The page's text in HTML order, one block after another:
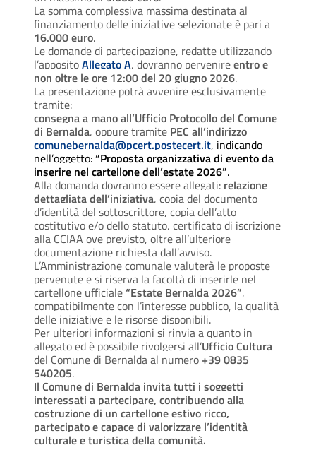
La somma complessiva massima destinata al
finanziamento delle iniziative selezionate è pari a
16.000 euro.
Le domande di partecipazione, redatte utilizzando
l’appositoAllegato A, dovranno pervenireentro e
non oltre le ore 12:00 del 20 giugno 2026.
La presentazione potrà avvenire esclusivamente
tramite:
consegna a mano all’Ufficio Protocollo del Comune
di Bernalda, oppure tramite PEC all’indirizzo
comunebernalda@pcert.postecert.it, indicando
nell’oggetto:“Proposta organizzativa di evento da
inserire nel cartellone dell’estate 2026”.
Alla domanda dovranno essere allegati: relazione
dettagliata dell’iniziativa, copia del documento
d’identità del sottoscrittore, copia dell’atto
costitutivo e/o dello statuto, certificato di iscrizione
alla CCIAA ove previsto, oltre all’ulteriore
documentazione richiesta dall’avviso.
L’Amministrazione comunale valuterà le proposte
pervenute e si riserva la facoltà di inserirle nel
cartellone ufficiale“Estate Bernalda 2026”,
compatibilmente con l’interesse pubblico, la qualità
delle iniziative e le risorse disponibili.
Per ulteriori informazioni si rinvia a quanto in
allegato ed è possibile rivolgersi all’Ufficio Cultura
del Comune di Bernalda al numero+39 0835
540205.
Il Comune di Bernalda invita tutti i soggetti
interessati a partecipare, contribuendo alla
costruzione di un cartellone estivo ricco,
partecipato e capace di valorizzare l’identità
culturale e turistica della comunità.